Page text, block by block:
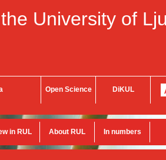
University of
Open Science DiKUL
in RUL About RUL In numbers